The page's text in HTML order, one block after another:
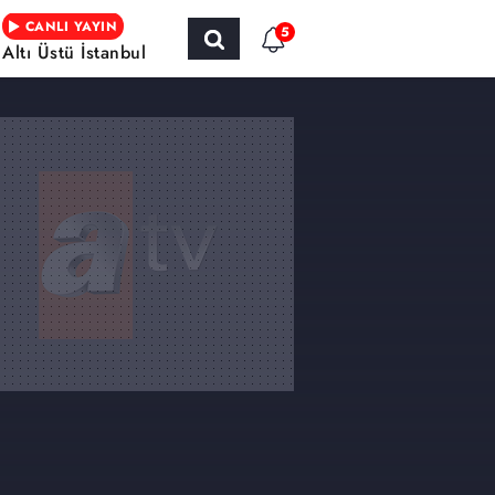
CANLI YAYIN
Altı Üstü İstanbul
5